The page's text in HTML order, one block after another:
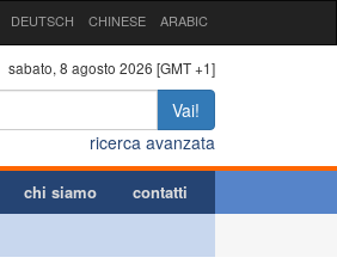
DEUTSCH CHINESE ARABIC
sabato, 8 agosto 2026 [GMT +1]
Vai!
ricerca avanzata
chi siamo contatti